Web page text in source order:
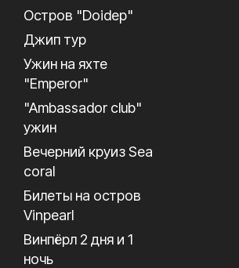
Остров "Doidep"
Джип тур
Ужин на яхте
"Emperor"
"Ambassador club"
ужин
Вечерний круиз Sea
coral
Билеты на остров
Vinpearl
Винпёрл 2 дня и 1
ночь